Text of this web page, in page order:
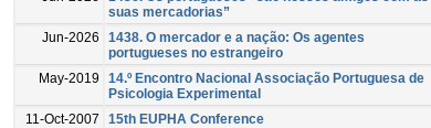
suas mercadorias”
Jun-2026
1438. O mercador e a nação: Os agentes
portugueses no estrangeiro
May-2019
14.º Encontro Nacional Associação Portuguesa de
Psicologia Experimental
11-Oct-2007 15th EUPHA Conference